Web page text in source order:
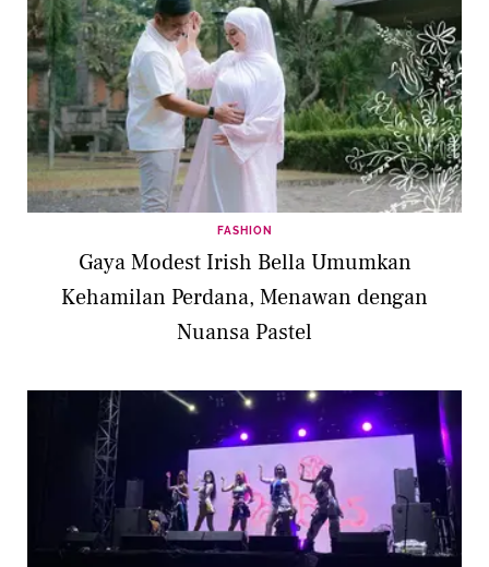
FASHION
Gaya Modest Irish Bella Umumkan
Kehamilan Perdana, Menawan dengan
Nuansa Pastel